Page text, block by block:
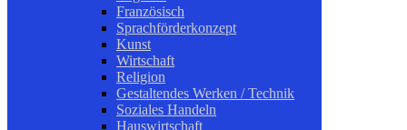
Französisch
Sprachförderkonzept
Kunst
Wirtschaft
Religion
Gestaltendes Werken / Technik
Soziales Handeln
Hauswirtschaft